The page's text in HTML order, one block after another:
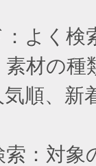
：よく
素材の
順、
：対